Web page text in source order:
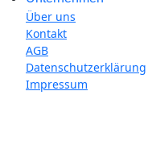
Über uns
Kontakt
AGB
Datenschutzerklärung
Impressum